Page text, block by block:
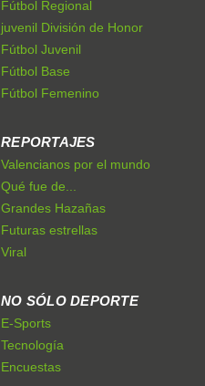
Fútbol Regional
juvenil División de Honor
Fútbol Juvenil
Fútbol Base
Fútbol Femenino
REPORTAJES
Valencianos por el mundo
Qué fue de...
Grandes Hazañas
Futuras estrellas
Viral
NO SÓLO DEPORTE
E-Sports
Tecnología
Encuestas